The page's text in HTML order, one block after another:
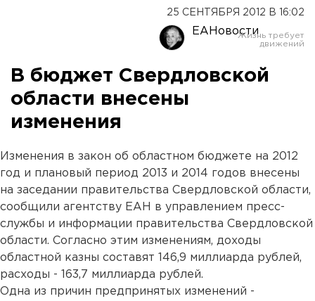
25 СЕНТЯБРЯ 2012 В 16:02
ЕАНовости
В бюджет Свердловской
области внесены
изменения
Изменения в закон об областном бюджете на 2012
год и плановый период 2013 и 2014 годов внесены
на заседании правительства Свердловской области,
сообщили агентству ЕАН в управлением пресс-
службы и информации правительства Свердловской
области. Согласно этим изменениям, доходы
областной казны составят 146,9 миллиарда рублей,
расходы - 163,7 миллиарда рублей.
Одна из причин предпринятых изменений -